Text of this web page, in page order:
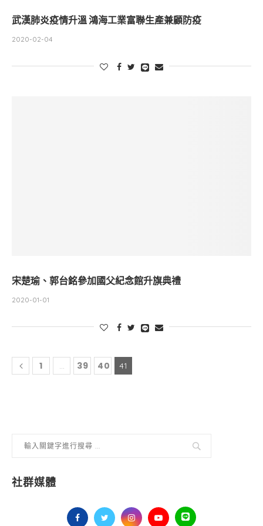
武漢肺炎疫情升溫 鴻海工業富聯生產兼顧防疫
2020-02-04
宋楚瑜、郭台銘參加國父紀念館升旗典禮
2020-01-01
1 ... 39 40 41
社群媒體